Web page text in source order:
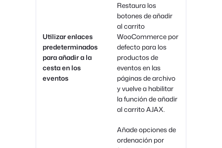
Utilizar enlaces
predeterminados
para añadir a la
cesta en los
eventos
Restaura los
botones de añadir
al carrito
WooCommerce por
defecto para los
productos de
eventos en las
páginas de archivo
y vuelve a habilitar
la función de añadir
al carrito AJAX.
Añade opciones de
ordenación por